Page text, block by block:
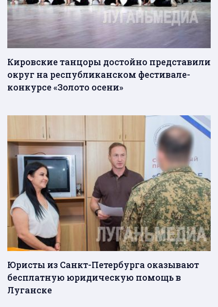
Кировские танцоры достойно представили
округ на республиканском фестивале-
конкурсе «Золото осени»
Юристы из Санкт-Петербурга оказывают
бесплатную юридическую помощь в
Луганске